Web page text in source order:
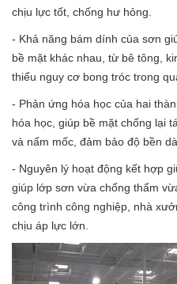
chịu lực tốt, chống hư hỏng.
- Khả năng bám dính của sơn
bề mặt khác nhau, từ bê tông,
thiểu nguy cơ bong tróc trong
- Phản ứng hóa học của hai
hóa học, giúp bề mặt chống lại
và nấm mốc, đảm bảo độ bền
- Nguyên lý hoạt động kết hợp
giúp lớp sơn vừa chống thấm
công trình công nghiệp, nhà
chịu áp lực lớn.